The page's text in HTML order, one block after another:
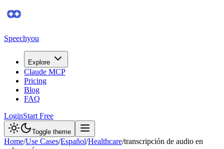
Speechyou
Explore
Claude MCP
Pricing
Blog
FAQ
LoginStart Free
Toggle theme
Home/Use Cases/Español/Healthcare/transcripción de audio en